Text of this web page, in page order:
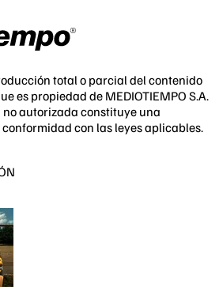
total o parcial del contenido
es propiedad de MEDIOTIEMPO S.A.
no autorizada constituye una
con las leyes aplicables.